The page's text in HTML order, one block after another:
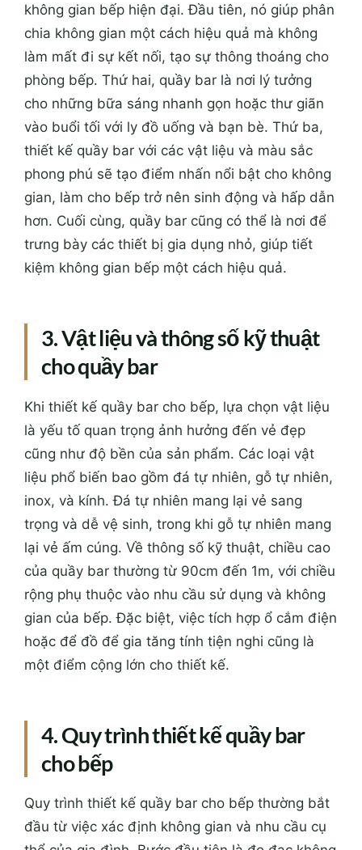
không gian bếp hiện đại. Đầu tiên, nó giúp phân
chia không gian một cách hiệu quả mà không
làm mất đi sự kết nối, tạo sự thông thoáng cho
phòng bếp. Thứ hai, quầy bar là nơi lý tưởng
cho những bữa sáng nhanh gọn hoặc thư giãn
vào buổi tối với ly đồ uống và bạn bè. Thứ ba,
thiết kế quầy bar với các vật liệu và màu sắc
phong phú sẽ tạo điểm nhấn nổi bật cho không
gian, làm cho bếp trở nên sinh động và hấp dẫn
hơn. Cuối cùng, quầy bar cũng có thể là nơi để
trưng bày các thiết bị gia dụng nhỏ, giúp tiết
kiệm không gian bếp một cách hiệu quả.
3. Vật liệu và thông số kỹ thuật
cho quầy bar
Khi thiết kế quầy bar cho bếp, lựa chọn vật liệu
là yếu tố quan trọng ảnh hưởng đến vẻ đẹp
cũng như độ bền của sản phẩm. Các loại vật
liệu phổ biến bao gồm đá tự nhiên, gỗ tự nhiên,
inox, và kính. Đá tự nhiên mang lại vẻ sang
trọng và dễ vệ sinh, trong khi gỗ tự nhiên mang
lại vẻ ấm cúng. Về thông số kỹ thuật, chiều cao
của quầy bar thường từ 90cm đến 1m, với chiều
rộng phụ thuộc vào nhu cầu sử dụng và không
gian của bếp. Đặc biệt, việc tích hợp ổ cắm điện
hoặc để đồ để gia tăng tính tiện nghi cũng là
một điểm cộng lớn cho thiết kế.
4. Quy trình thiết kế quầy bar
cho bếp
Quy trình thiết kế quầy bar cho bếp thường bắt
đầu từ việc xác định không gian và nhu cầu cụ